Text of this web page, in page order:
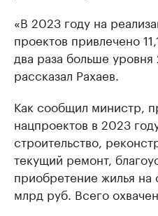
«В 2023 году на
проектов привлечено
два раза больше
рассказал Рахаев.
Как сообщил министр,
нацпроектов в 2023
строительство,
текущий ремонт,
приобретение жилья
млрд руб. Всего